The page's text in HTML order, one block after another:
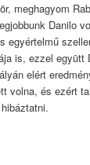
meghagyom
Danilo
egyértelmű
is, ezzel együtt
elért
volna, és ezért